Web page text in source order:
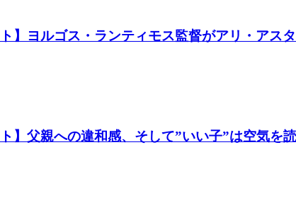
ト】ヨルゴス・ランティモス監督がアリ・アス
ト】父親への違和感、そして”いい子”は空気を